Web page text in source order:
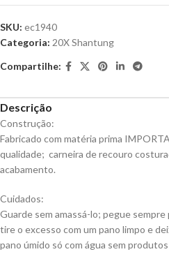
SKU: ec1940
Categoria: 20X Shantung
Compartilhe:
Descrição
Construção:
Fabricado com matéria prima
qualidade; carneira de recouro
acabamento.
Cuidados:
Guarde sem amassá-lo; pegue
tire o excesso com um pano limpo e
pano úmido só com água sem produtos